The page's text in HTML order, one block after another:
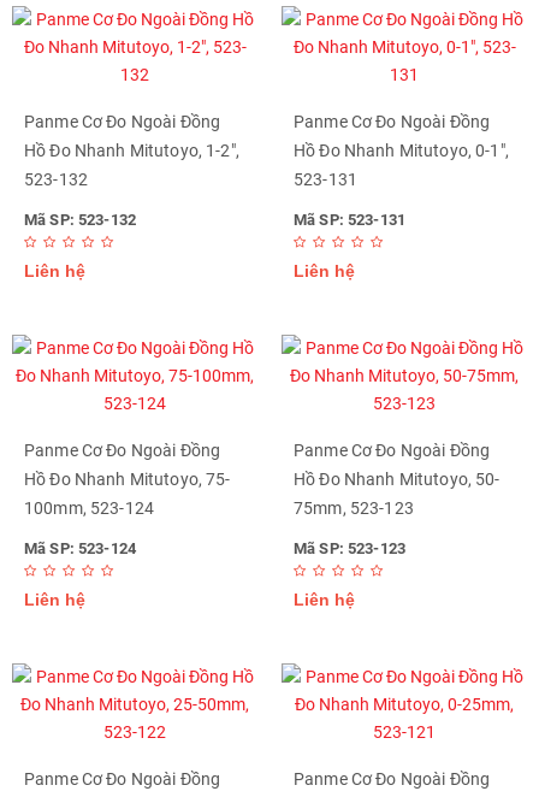
Panme Cơ Đo Ngoài Đồng
Hồ Đo Nhanh Mitutoyo, 1-2",
523-132
Mã SP: 523-132
Liên hệ
Panme Cơ Đo Ngoài Đồng
Hồ Đo Nhanh Mitutoyo, 0-1",
523-131
Mã SP: 523-131
Liên hệ
Panme Cơ Đo Ngoài Đồng
Hồ Đo Nhanh Mitutoyo, 75-
100mm, 523-124
Mã SP: 523-124
Liên hệ
Panme Cơ Đo Ngoài Đồng
Hồ Đo Nhanh Mitutoyo, 50-
75mm, 523-123
Mã SP: 523-123
Liên hệ
Panme Cơ Đo Ngoài Đồng
Panme Cơ Đo Ngoài Đồng